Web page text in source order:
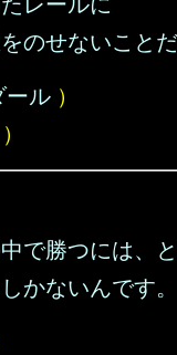
のせないことだ
ール ）
）
で勝つには、
かないんです。